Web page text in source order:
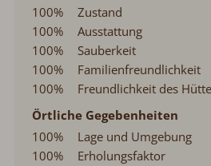
100%
Zustand
100%
Ausstattung
100%
Sauberkeit
100%
Familienfreundlichkeit
100%
Freundlichkeit des
Örtliche Gegebenheiten
100%
Lage und Umgebung
100%
Erholungsfaktor